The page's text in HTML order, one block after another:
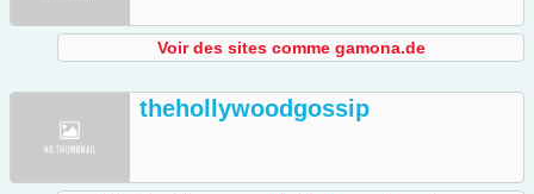
Voir des sites comme gamona.de
thehollywoodgossip